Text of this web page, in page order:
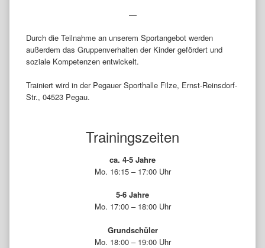
—
Durch die Teilnahme an unserem Sportangebot werden
außerdem das Gruppenverhalten der Kinder gefördert und
soziale Kompetenzen entwickelt.
Trainiert wird in der Pegauer Sporthalle Filze, Ernst-Reinsdorf-
Str., 04523 Pegau.
Trainingszeiten
ca. 4-5 Jahre
Mo. 16:15 – 17:00 Uhr
5-6 Jahre
Mo. 17:00 – 18:00 Uhr
Grundschüler
Mo. 18:00 – 19:00 Uhr